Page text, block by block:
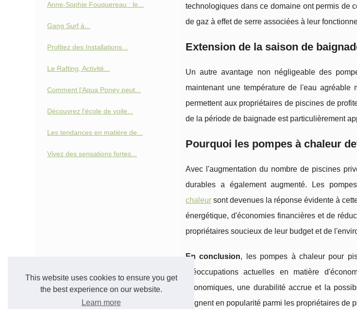
This website uses cookies to ensure you get
the best experience on our website.
Learn more
technologiques dans ce domaine ont permis de
de gaz à effet de serre associées à leur
Extension de la saison de
Un autre avantage non négligeable des
maintenant une température de l'eau agréable
permettent aux propriétaires de piscines de
de la période de baignade est particulièrement
Pourquoi les pompes à chaleur
Avec l'augmentation du nombre de piscines
durables a également augmenté. Les
chaleur sont devenues la réponse évidente à
énergétique, d'économies financières et de
propriétaires soucieux de leur budget et de
En conclusion, les pompes à chaleur pour
préoccupations actuelles en matière
économiques, une durabilité accrue et la
gagnent en popularité parmi les propriétaires de
Anne‑Sophie Fouquereau : le...
Gang Surf à...
Profitez des Installations...
Le Rafting, Activité...
Comment l'Aqua Poney peut...
Découvrez l'école de voile...
Les tendances en matière de...
Vivez des sensations fortes...